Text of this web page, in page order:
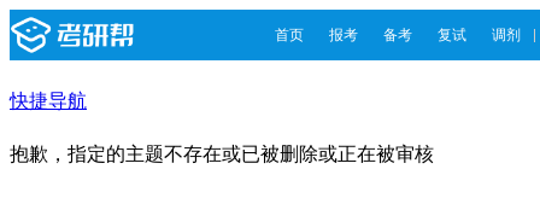
首页 报考 备考 复试 调剂
快捷导航
抱歉，指定的主题不存在或已被删除或正在被审核